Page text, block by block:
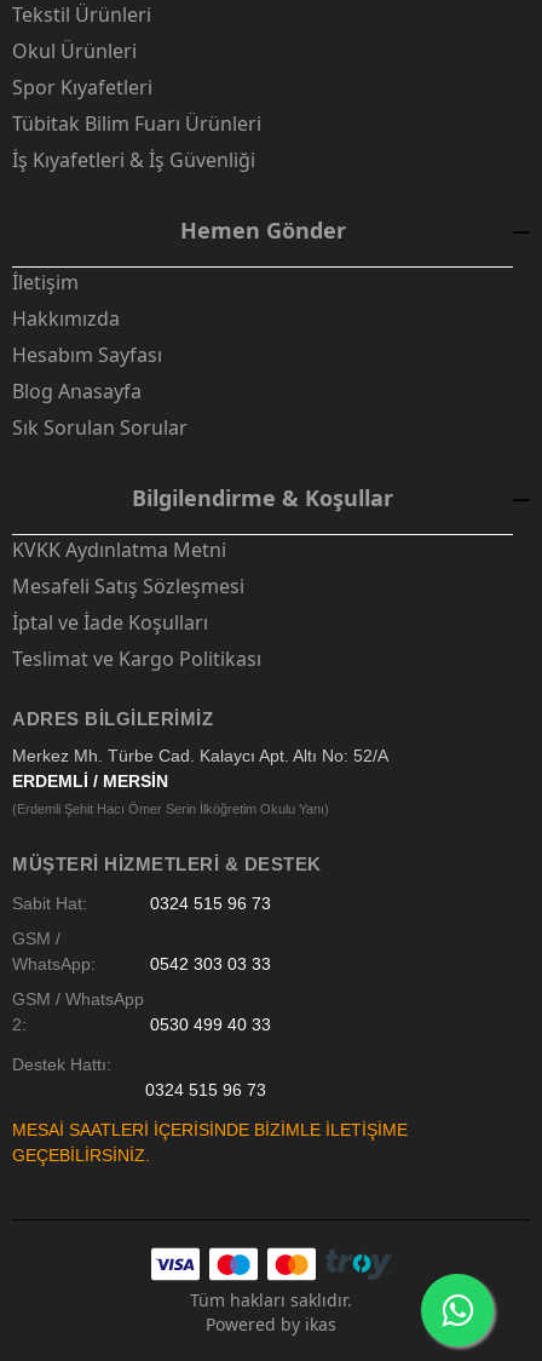
Tekstil Ürünleri
Okul Ürünleri
Spor Kıyafetleri
Tübitak Bilim Fuarı Ürünleri
İş Kıyafetleri & İş Güvenliği
Hemen Gönder
İletişim
Hakkımızda
Hesabım Sayfası
Blog Anasayfa
Sık Sorulan Sorular
Bilgilendirme & Koşullar
KVKK Aydınlatma Metni
Mesafeli Satış Sözleşmesi
İptal ve İade Koşulları
Teslimat ve Kargo Politikası
ADRES BILGILERIMIZ
Merkez Mh. Türbe Cad. Kalaycı Apt. Altı No: 52/A
ERDEMLİ / MERSİN
(Erdemli Şehit Hacı Ömer Serin İlköğretim Okulu Yanı)
MÜŞTERI HIZMETLERI & DESTEK
Sabit Hat:
0324 515 96 73
GSM /
WhatsApp:
0542 303 03 33
GSM / WhatsApp
2:
0530 499 40 33
Destek Hattı:
0324 515 96 73
MESAİ SAATLERİ İÇERİSİNDE BİZİMLE İLETİŞİME
GEÇEBİLİRSİNİZ.
Tüm hakları saklıdır.
Powered by ikas